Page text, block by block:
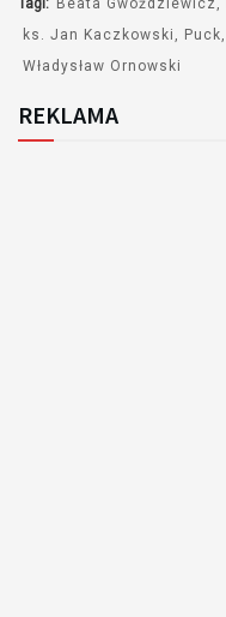
Tagi: Beata Gwoździewicz
ks. Jan Kaczkowski
Puck
Władysław Ornowski
REKLAMA